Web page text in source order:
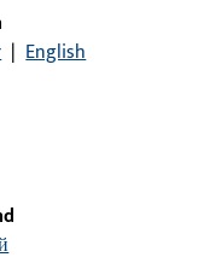
/ -tiefe 9 mm
/ -tiefe 9 mm
| English